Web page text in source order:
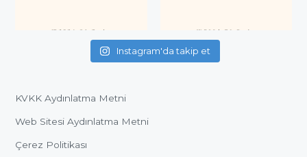
Instagram'da takip et
KVKK Aydınlatma Metni
Web Sitesi Aydınlatma Metni
Çerez Politikası